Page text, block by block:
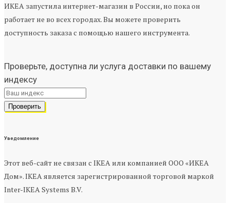
ИКЕА запустила интернет-магазин в России, но пока он
работает не во всех городах. Вы можете проверить
доступность заказа с помощью нашего инструмента.
Проверьте, доступна ли услуга доставки по вашему
индексу
Уведомление
Этот веб-сайт не связан с IKEA или компанией ООО «ИКЕА
Дом». IKEA является зарегистрированной торговой маркой
Inter-IKEA Systems B.V.